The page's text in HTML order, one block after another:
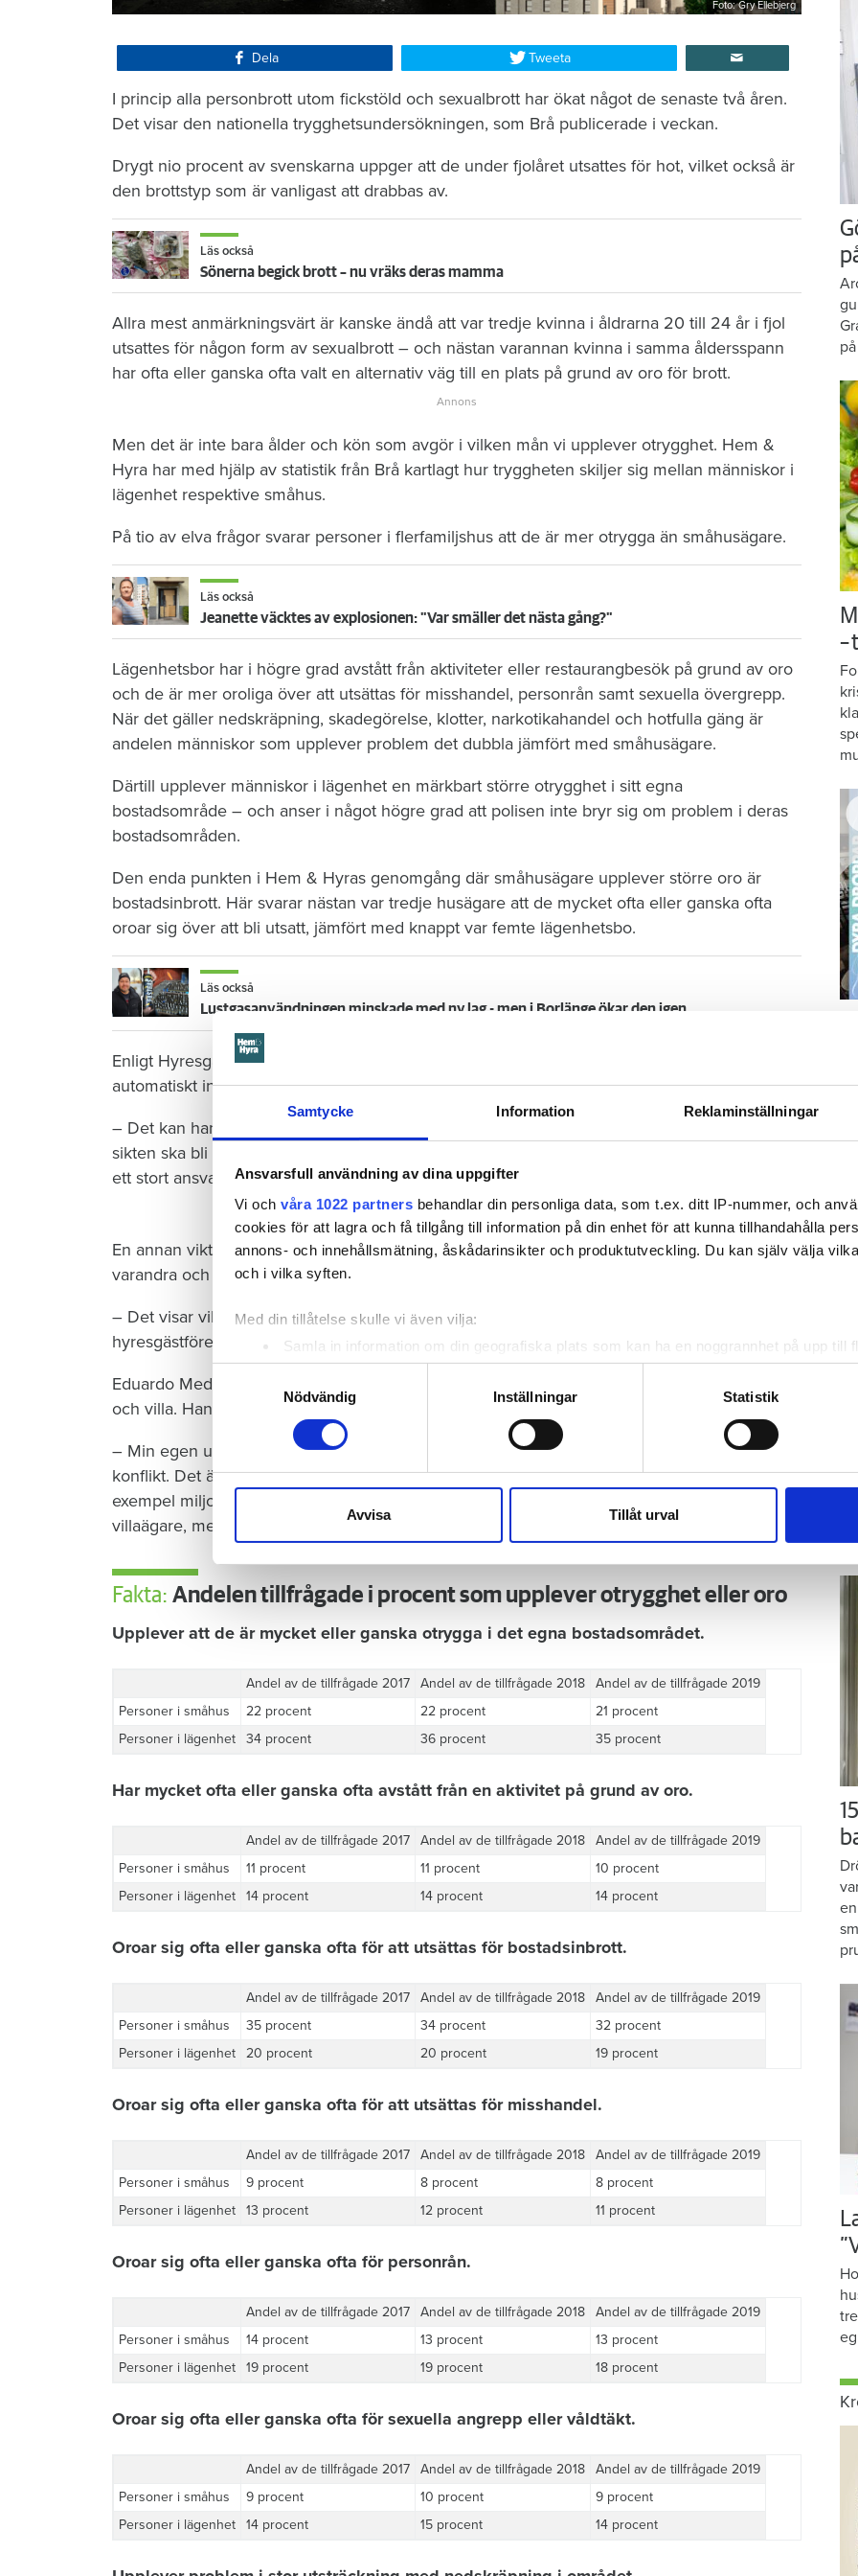
Samtycke Information Reklaminställningar
Ansvarsfull användning av dina uppgifter
Vi och våra 1022 partners behandlar din personliga data, som t.ex. ditt IP-nummer, och
cookies för att lagra och få tillgång till information på din enhet för att kunna tillhandahålla
annons- och innehållsmätning, åskådarinsikter och produktutveckling. Du kan själv välja
och i vilka syften.
Med din tillåtelse skulle vi även vilja:
Samla in information om din geografiska plats som kan ha en noggrannhet på upp till
Identifiera din enhet genom att aktivt skanna den för specifika kännetecken
Ta reda på mer om hur dina personliga uppgifter behandlas och ställ in dina preferenser i
eller dra tillbaka ditt samtycke när som helst från cookie-förklaringen.
sociala medier och analysera vår trafik. Vi vidarebefordrar även sådana identifierare och
till de sociala medier och annons- och analysföretag som vi samarbetar med. Dessa kan i
Nödvändig
Inställningar Statistik
Avvisa Tillåt urval
Foto: Gry Ellebjerg
Dela Tweeta
I princip alla personbrott utom fickstöld och sexualbrott har ökat något de senaste två åren.
Det visar den nationella trygghetsundersökningen, som Brå publicerade i veckan.
Drygt nio procent av svenskarna uppger att de under fjolåret utsattes för hot, vilket också är
den brottstyp som är vanligast att drabbas av.
Läs också
Sönerna begick brott – nu vräks deras mamma
Allra mest anmärkningsvärt är kanske ändå att var tredje kvinna i åldrarna 20 till 24 år i fjol
utsattes för någon form av sexualbrott – och nästan varannan kvinna i samma åldersspann
har ofta eller ganska ofta valt en alternativ väg till en plats på grund av oro för brott.
Men det är inte bara ålder och kön som avgör i vilken mån vi upplever otrygghet. Hem &
Hyra har med hjälp av statistik från Brå kartlagt hur tryggheten skiljer sig mellan människor i
lägenhet respektive småhus.
På tio av elva frågor svarar personer i flerfamiljshus att de är mer otrygga än småhusägare.
Läs också
Jeanette väcktes av explosionen: "Var smäller det nästa gång?"
Lägenhetsbor har i högre grad avstått från aktiviteter eller restaurangbesök på grund av oro
och de är mer oroliga över att utsättas för misshandel, personrån samt sexuella övergrepp.
När det gäller nedskräpning, skadegörelse, klotter, narkotikahandel och hotfulla gäng är
andelen människor som upplever problem det dubbla jämfört med småhusägare.
Därtill upplever människor i lägenhet en märkbart större otrygghet i sitt egna
bostadsområde – och anser i något högre grad att polisen inte bryr sig om problem i deras
bostadsområden.
Den enda punkten i Hem & Hyras genomgång där småhusägare upplever större oro är
bostadsinbrott. Här svarar nästan var tredje husägare att de mycket ofta eller ganska ofta
oroar sig över att bli utsatt, jämfört med knappt var femte lägenhetsbo.
Läs också
Lustgasanvändningen minskade med ny lag - men i Borlänge ökar den igen
Enligt Hyresgästföreningens förbundsordförande Marie Linder behöver otrygghet inte
automatiskt innebära att man är mer utsatt för brott.
– Det kan handla om allt från att belysningen är dålig till att buskar behöver klippas för att
sikten ska bli bättre. Eller att man inte kan påverka bostadsområdet. Här har fastighetsägarna
ett stort ansvar att verka för boinflytande och verkligen lyssna på hyresgästerna.
En annan viktig del är gemenskap boende emellan. I ett område där grannarna känner
varandra och har ett socialt utbyte ökar tryggheten, berättar Marie Linder.
– Det visar vikten av hälsa på sina grannar, kanske ta en fika och att ha en aktiv
hyresgästföreningen i området.
Eduardo Medina, lektor i sociologi på Mälardalens högskola, har själv bott i både lägenhet
och villa. Han känner igen sig i enkätsvaren.
– Min egen upplevelse är att man som boende i lägenhet löper större risk att hamna i
konflikt. Det är fler andra människor att samsas med och det gör att man blir mer utsatt. I till
exempel miljonprogramsområden finns det även en ekonomisk skillnad mot många
villaägare, men det går inte att dra alla hyresgäster över en kam.
Fakta: Andelen tillfrågade i procent som upplever otrygghet eller oro
Upplever att de är mycket eller ganska otrygga i det egna bostadsområdet.
Andel av de tillfrågade 2017 Andel av de tillfrågade 2018
Andel av de tillfrågade 2019
Personer i småhus
22 procent 22 procent
21 procent
Personer i lägenhet
34 procent 36 procent 35 procent
Har mycket ofta eller ganska ofta avstått från en aktivitet på grund av oro.
Andel av de tillfrågade 2017 Andel av de tillfrågade 2018
Andel av de tillfrågade 2019
Personer i småhus
11 procent 11 procent
10 procent
Personer i lägenhet
14 procent 14 procent 14 procent
Oroar sig ofta eller ganska ofta för att utsättas för bostadsinbrott.
Andel av de tillfrågade 2017 Andel av de tillfrågade 2018
Andel av de tillfrågade 2019
Personer i småhus
35 procent 34 procent
32 procent
Personer i lägenhet
20 procent 20 procent 19 procent
Oroar sig ofta eller ganska ofta för att utsättas för misshandel.
Andel av de tillfrågade 2017 Andel av de tillfrågade 2018
Andel av de tillfrågade 2019
Personer i småhus
9 procent 8 procent
8 procent
Personer i lägenhet
13 procent 12 procent 11 procent
Oroar sig ofta eller ganska ofta för personrån.
Andel av de tillfrågade 2017 Andel av de tillfrågade 2018
Andel av de tillfrågade 2019
Personer i småhus
14 procent 13 procent
13 procent
Personer i lägenhet
19 procent 19 procent 18 procent
Oroar sig ofta eller ganska ofta för sexuella angrepp eller våldtäkt.
Andel av de tillfrågade 2017 Andel av de tillfrågade 2018
Andel av de tillfrågade 2019
Personer i småhus
9 procent 10 procent
9 procent
Personer i lägenhet
14 procent 15 procent 14 procent
–